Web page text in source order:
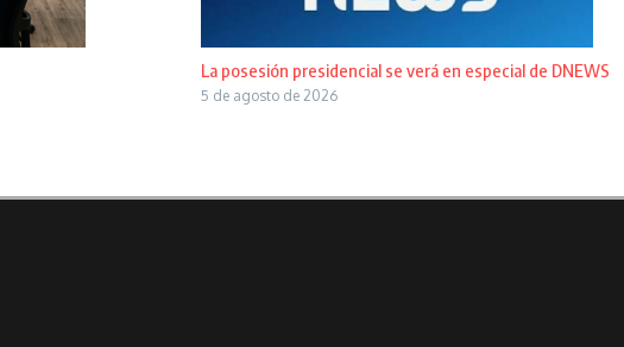
La posesión presidencial se verá en especial de DNEWS
5 de agosto de 2026